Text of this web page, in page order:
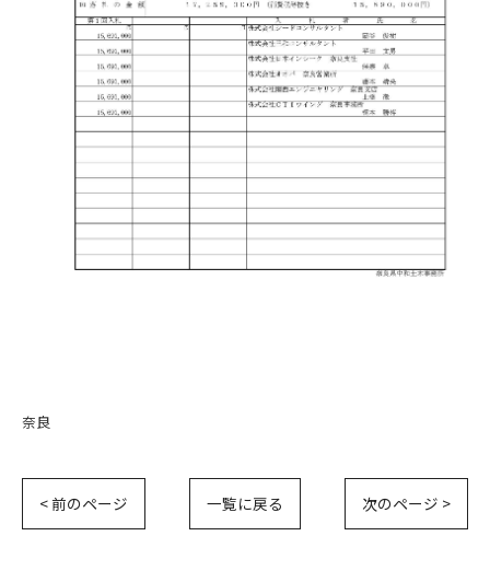
奈良
< 前のページ 一覧に戻る 次のページ >